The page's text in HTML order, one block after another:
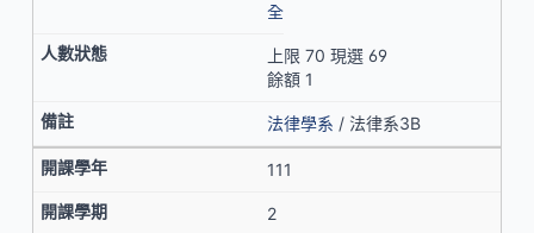
全
上限 70 現選 69
餘額 1
法律學系 / 法律系3B
111
2